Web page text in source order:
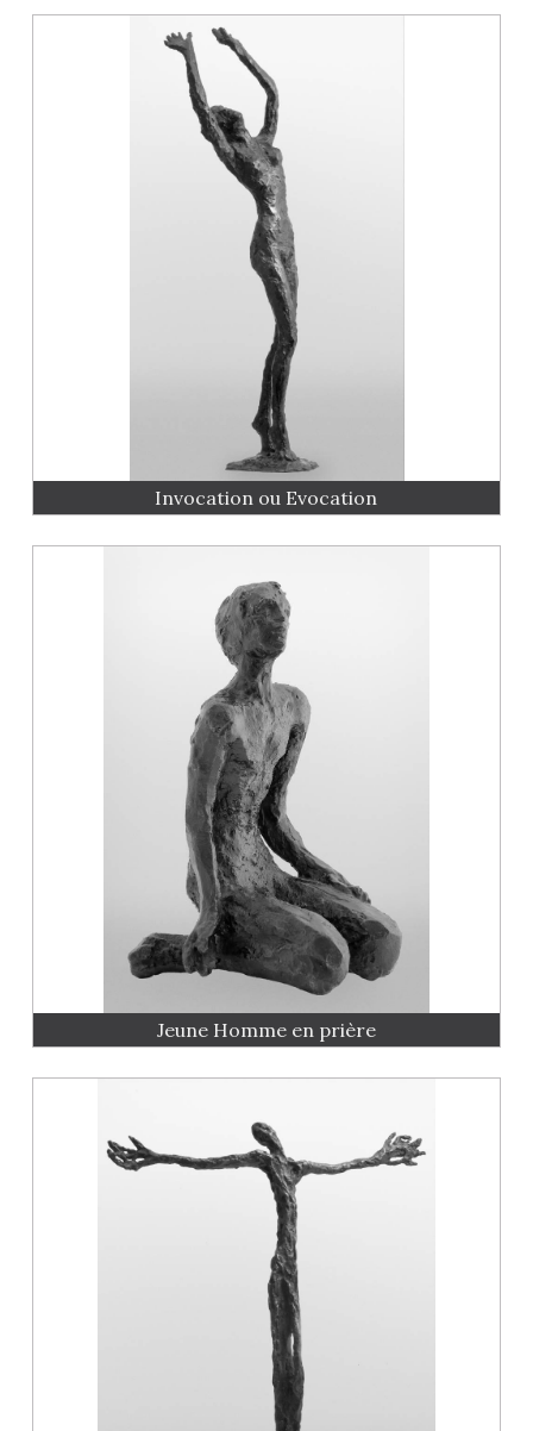
Invocation ou Evocation
Jeune Homme en prière